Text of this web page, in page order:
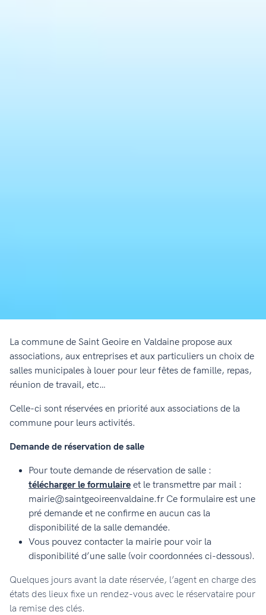
La commune de Saint Geoire en Valdaine propose aux
associations, aux entreprises et aux particuliers un choix de
salles municipales à louer pour leur fêtes de famille, repas,
réunion de travail, etc…
Celle-ci sont réservées en priorité aux associations de la
commune pour leurs activités.
Demande de réservation de salle
Pour toute demande de réservation de salle :
télécharger le formulaire et le transmettre par mail :
mairie@saintgeoireenvaldaine.fr Ce formulaire est une
pré demande et ne confirme en aucun cas la
disponibilité de la salle demandée.
Vous pouvez contacter la mairie pour voir la
disponibilité d’une salle (voir coordonnées ci-dessous).
Quelques jours avant la date réservée, l’agent en charge des
états des lieux fixe un rendez-vous avec le réservataire pour
la remise des clés.